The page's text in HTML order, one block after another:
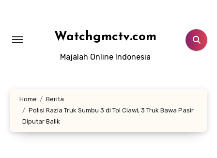
Watchgmctv.com
Majalah Online Indonesia
Home
Berita
Polisi Razia Truk Sumbu 3 di Tol Ciawi, 3 Truk Bawa Pasir
Diputar Balik